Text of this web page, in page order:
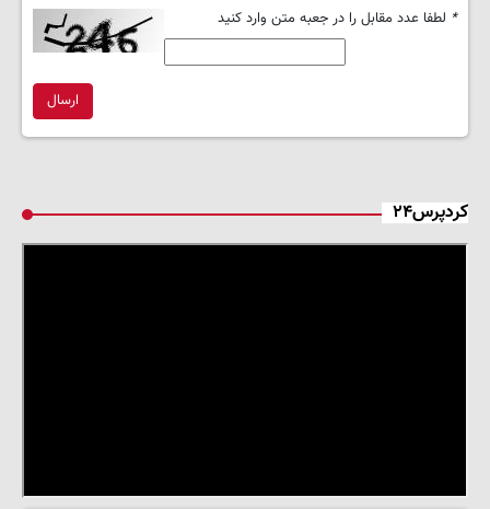
* لطفا عدد مقابل را در جعبه متن وارد کنید
ارسال
کردپرس۲۴